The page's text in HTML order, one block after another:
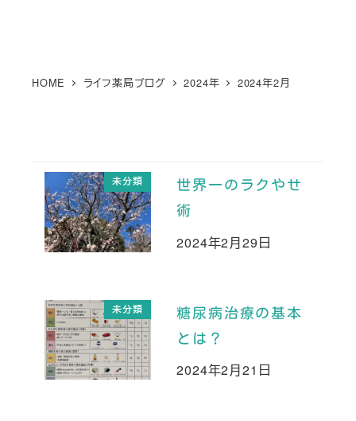
HOME ライフ薬局ブログ 2024年 2024年2月
未分類
世界一のラクやせ
術
投稿日
2024年2月29日
未分類
糖尿病治療の基本
とは？
投稿日
2024年2月21日